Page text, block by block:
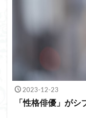
2023-12-23
「性格俳優」がシ